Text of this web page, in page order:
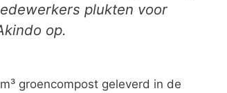
plukten voor
op.
groencompost geleverd in de